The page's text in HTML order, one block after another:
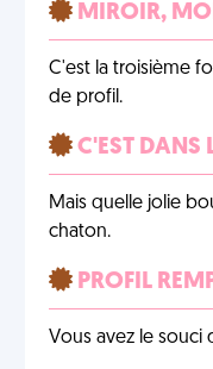
MIROIR,
C'est la troisième
de profil.
C'EST DANS
Mais quelle jolie
chaton.
PROFIL
Vous avez le souci